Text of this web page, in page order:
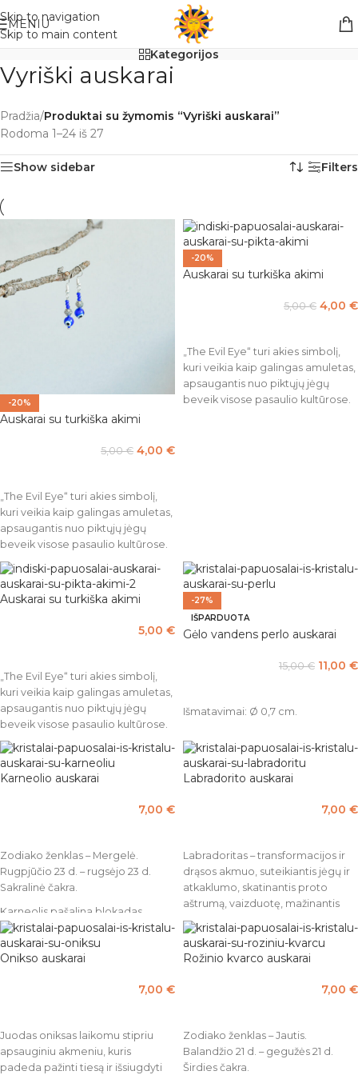
Skip to navigation
Skip to main content
Nemokamas pristatymas į paštomatą apsiperkant už 30€!!
MENIU
Kategorijos
Vyriški auskarai
Pradžia/Produktai su žymomis “Vyriški auskarai”
Rodoma 1–24 iš 27
Show sidebar Filters
-20%
Auskarai su turkiška akimi
5,00€ 4,00 €
„The Evil Eye“ turi akies simbolį,
kuri veikia kaip galingas amuletas,
apsaugantis nuo piktųjų jėgų
beveik visose pasaulio kultūrose.
Piktoji akis pašalina į žmogų
nukreiptą neigiamą energiją. Ji
žiūri atgal į pasaulį, apsaugodama
pavojaus. Nešiokite šią akį su
Išmatavimai: 0,8 x 3 cm.
-20%
Auskarai su turkiška akimi
5,00€ 4,00 €
„The Evil Eye“ turi akies simbolį,
kuri veikia kaip galingas amuletas,
apsaugantis nuo piktųjų jėgų
beveik visose pasaulio kultūrose.
Auskarai su turkiška akimi
5,00 €
„The Evil Eye“ turi akies simbolį,
kuri veikia kaip galingas amuletas,
apsaugantis nuo piktųjų jėgų
beveik visose pasaulio kultūrose.
Piktoji akis pašalina į žmogų
nukreiptą neigiamą energiją. Ji
žiūri atgal į pasaulį, apsaugodama
pavojaus. Nešiokite šią akį su
Bendras ilgis 4 cm.
-27%
IŠPARDUOTA
Gėlo vandens perlo auskarai
15,00€ 11,00 €
Išmatavimai: Ø 0,7 cm.
Karneolio auskarai
7,00 €
Zodiako ženklas – Mergelė.
Rugpjūčio 23 d. – rugsėjo 23 d.
Sakralinė čakra.
Karneolis pašalina blokadas,
trukdančias kūrybinės energijos
tėkmei. Jis tiks toms, kam sunku
atsipalaiduoti, atsiverti.
išnešioti kūdikį ir jį pagimdyti.
Išmatavimai: Ø 1 cm.
Labradorito auskarai
7,00 €
Labradoritas – transformacijos ir
drąsos akmuo, suteikiantis jėgų ir
atkaklumo, skatinantis proto
aštrumą, vaizduotę, mažinantis
nerimą ir stresą. Jis puikiai tinka
intuicijai stiprinti, psichikos
gebėjimams skatinti. Padėdamas
išstumia baimes ir nesaugumą,
Labradoritas laikomas vienu
stipriausių apsaugos akmenų. Jis
saugo nuo negatyvių reiškinių,
Onikso auskarai
7,00 €
Juodas oniksas laikomu stipriu
apsauginiu akmeniu, kuris
padeda pažinti tiesą ir išsiugdyti
Rožinio kvarco auskarai
7,00 €
Zodiako ženklas – Jautis.
Balandžio 21 d. – gegužės 21 d.
Širdies čakra.